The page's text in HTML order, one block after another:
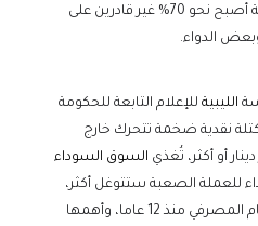
مستوى معيشة الليبيينإلى درجة أصبح نحو 70% غير قادرين على
الدواء.
الليبية للإعلام التابعة للحكومة
نقدية ضخمة تتحرك خارج
السوق السوداء
للعملة الصعبة ستتوغل أكثر،
بسبب التعطيل المتعمد للنظام المصرفي منذ 12 عاما، وأهمها